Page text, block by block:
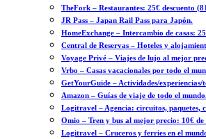
TheFork – Restaurantes: 25€ descuento
JR Pass – Japan Rail Pass para Japón.
HomeExchange – Intercambio de casas:
Central de Reservas – Hoteles y
Voyage Privé – Viajes de lujo al mejor
Vrbo – Casas vacacionales por todo el
GetYourGuide – Actividades/experiencias/
Amazon – Guías de viaje de todo el
Logitravel – Agencia: circuitos, paquetes,
Omio – Tren y bus al mejor precio: 10€ de
Logitravel – Cruceros y ferries en el